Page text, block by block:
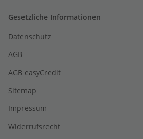
Gesetzliche Informationen
Datenschutz
AGB
AGB easyCredit
Sitemap
Impressum
Widerrufsrecht